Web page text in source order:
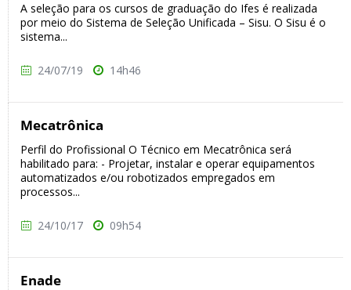
A seleção para os cursos de graduação do Ifes é realizada
por meio do Sistema de Seleção Unificada – Sisu. O Sisu é o
sistema...
24/07/19 14h46
Mecatrônica
Perfil do Profissional O Técnico em Mecatrônica será
habilitado para: - Projetar, instalar e operar equipamentos
automatizados e/ou robotizados empregados em
processos...
24/10/17 09h54
Enade